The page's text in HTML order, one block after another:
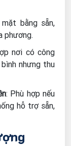
bằng sẵn,
phương.
nơi có công
nhưng thu
: Phù hợp nếu
hỗ trợ sẵn,